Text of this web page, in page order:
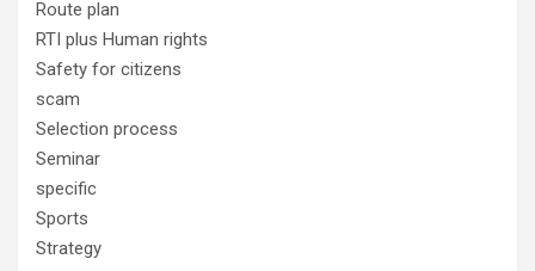
Route plan
RTI plus Human rights
Safety for citizens
scam
Selection process
Seminar
specific
Sports
Strategy